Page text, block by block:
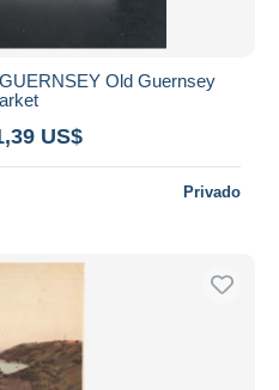
Old Guernsey
US$
Privado